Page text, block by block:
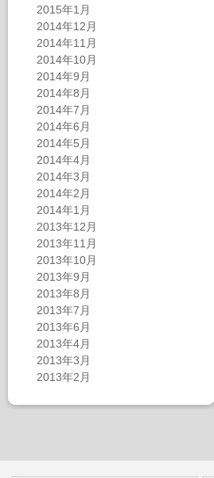
2015年1月
2014年12月
2014年11月
2014年10月
2014年9月
2014年8月
2014年7月
2014年6月
2014年5月
2014年4月
2014年3月
2014年2月
2014年1月
2013年12月
2013年11月
2013年10月
2013年9月
2013年8月
2013年7月
2013年6月
2013年4月
2013年3月
2013年2月